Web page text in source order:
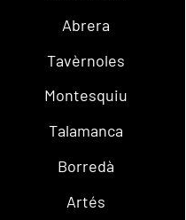
Abrera
Tavèrnoles
Montesquiu
Talamanca
Borredà
Artés